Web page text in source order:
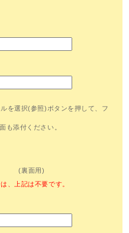
を選択(参照)ボタンを押して、フ
も添付ください。
(裏面用)
、上記は不要です。